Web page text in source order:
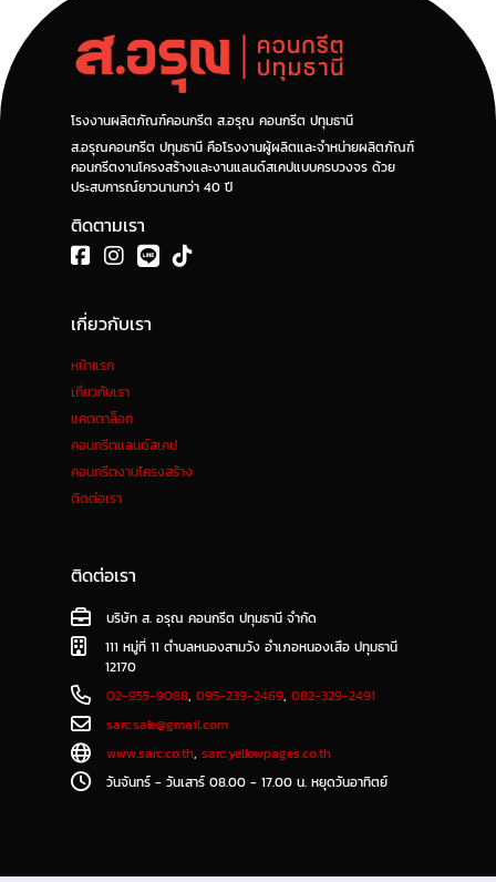
โรงงานผลิตภัณฑ์คอนกรีต ส.อรุณ คอนกรีต ปทุมธานี
ส.อรุณคอนกรีต ปทุมธานี คือโรงงานผู้ผลิตและจำหน่ายผลิตภัณฑ์
คอนกรีตงานโครงสร้างและงานแลนด์สเคปแบบครบวงจร ด้วย
ประสบการณ์ยาวนานกว่า 40 ปี
ติดตามเรา
เกี่ยวกับเรา
หน้าแรก
เกี่ยวกับเรา
แคตตาล็อก
คอนกรีตแลนด์สเคป
คอนกรีตงานโครงสร้าง
ติดต่อเรา
ติดต่อเรา
บริษัท ส. อรุณ คอนกรีต ปทุมธานี จำกัด
111 หมู่ที่ 11 ตำบลหนองสามวัง อำเภอหนองเสือ ปทุมธานี
12170
02-955-9088, 095-239-2469, 082-329-2491
sarc.sale@gmail.com
www.sarc.co.th, sarc.yellowpages.co.th
วันจันทร์ - วันเสาร์ 08.00 - 17.00 น. หยุดวันอาทิตย์